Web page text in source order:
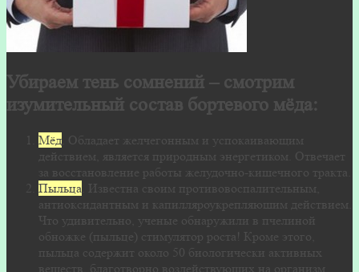
Убираем тень сомнений – смотрим
изумительный состав бортевого мёда:
Мёд . Обладает желчегонным и успокаивающим
действием, является природным энергетиком. Отвечает
за восстановление работы желудочно-кишечного тракта.
Пыльца . Известна своим противовоспалительным,
антиоксидантным и капилляроукрепляюшим действием.
Что удивительно, ученые обнаружили в пчелиной
обножке (пыльце) стимулятор роста! Кроме этого,
пыльца содержит около 50 биологически активных
веществ, благотворно воздействующих на организм